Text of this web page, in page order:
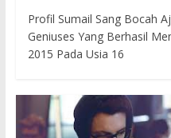
Profil Sumail Sang Bocah
Geniuses Yang Berhasil
2015 Pada Usia 16